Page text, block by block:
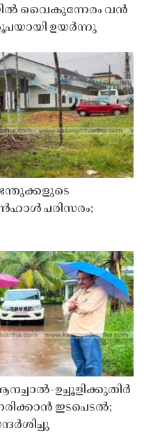
വൈകുന്നേരം വൻ
രൂപയായി ഉയർന്നു
പരിസരം;
ഉച്ചൂളിക്കുതിർ
ഇടപെടൽ;